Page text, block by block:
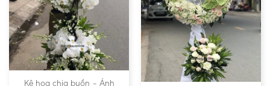
Kệ hoa chia buồn – Ánh